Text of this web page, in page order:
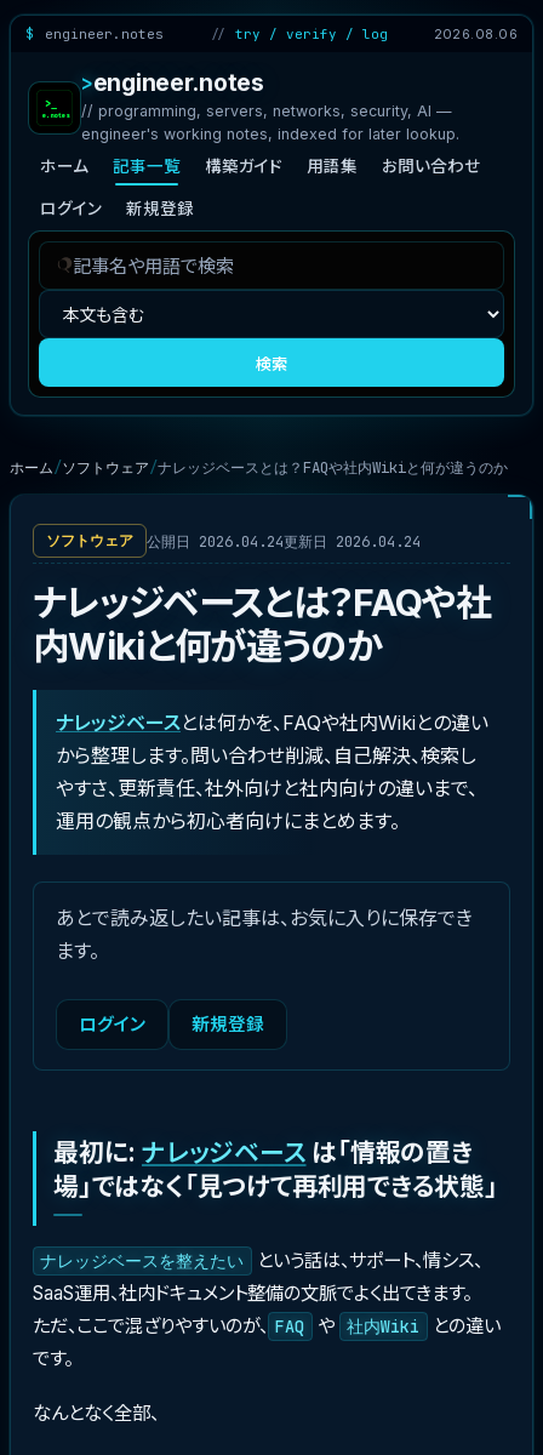
engineer.notes try / verify / log 2026.08.06
engineer.notes
// programming, servers, networks, security, AI —
engineer's working notes, indexed for later lookup.
ホーム 記事一覧 構築ガイド 用語集 お問い合わせ
ログイン 新規登録
事
検
索
索
象
検索
ホーム ソフトウェア ナレッジベースとは？FAQや社内Wikiと何が違うのか
ソフトウェア 公開日 2026.04.24更新日 2026.04.24
ナレッジベースとは？FAQや社
内Wikiと何が違うのか
ナレッジベースとは何かを、FAQや社内Wikiとの違い
から整理します。問い合わせ削減、自己解決、検索し
やすさ、更新責任、社外向けと社内向けの違いまで、
運用の観点から初心者向けにまとめます。
あとで読み返したい記事は、お気に入りに保存でき
ます。
ログイン 新規登録
最初に: ナレッジベース は「情報の置き
場」ではなく「見つけて再利用できる状態」
ナレッジベースを整えたい
という話は、サポート、情シス、
SaaS運用、社内ドキュメント整備の文脈でよく出てきます。
ただ、ここで混ざりやすいのが、 FAQ や 社内Wiki
との違い
です。
なんとなく全部、